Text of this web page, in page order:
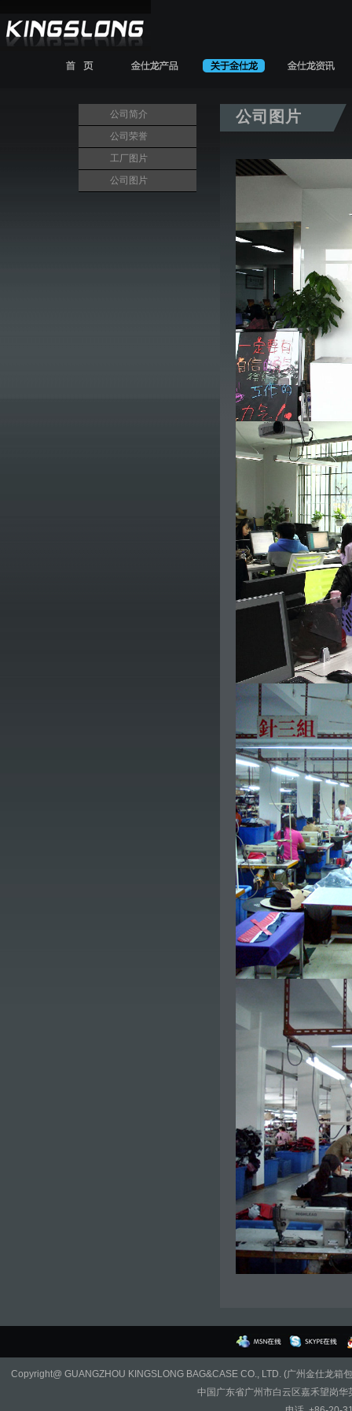
产品设计 人才招聘 联系我们
公司简介
公司荣誉
工厂图片
公司图片
公司图片
Copyright@ GUANGZHOU KINGSLONG BAG&CASE CO., LTD. (广州金仕龙
中国广东省广州市白云区嘉禾望岗